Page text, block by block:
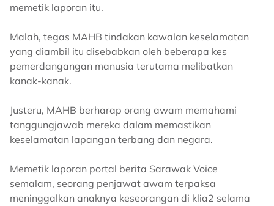
memetik laporan itu.
Malah, tegas MAHB tindakan kawalan keselamatan
yang diambil itu disebabkan oleh beberapa kes
pemerdangangan manusia terutama melibatkan
kanak-kanak.
Justeru, MAHB berharap orang awam memahami
tanggungjawab mereka dalam memastikan
keselamatan lapangan terbang dan negara.
Memetik laporan portal berita Sarawak Voice
semalam, seorang penjawat awam terpaksa
meninggalkan anaknya keseorangan di klia2 selama